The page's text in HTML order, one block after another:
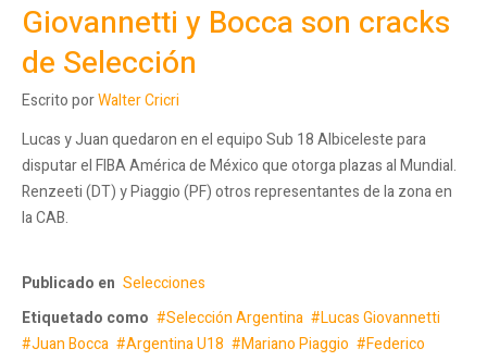
Giovannetti y Bocca son cracks
de Selección
Escrito porWalter Cricri
Lucas y Juan quedaron en el equipo Sub 18 Albiceleste para
disputar el FIBA América de México que otorga plazas al Mundial.
Renzeeti (DT) y Piaggio (PF) otros representantes de la zona en
la CAB.
Publicado en Selecciones
Etiquetado como
Selección Argentina
Lucas Giovannetti
Juan Bocca
Argentina U18 Mariano Piaggio
Federico